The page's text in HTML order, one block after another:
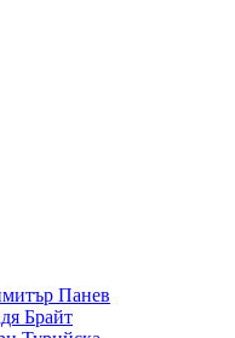
Панев
Брайт